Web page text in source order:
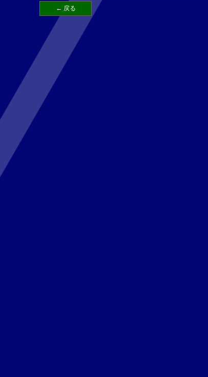
← 戻る